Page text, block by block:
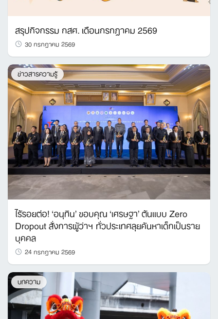
สรุปกิจกรรม กสศ. เดือนกรกฎาคม 2569
30 กรกฎาคม 2569
ข่าวสารความรู้
ไร้รอยต่อ! ‘อนุทิน’ ขอบคุณ ‘เศรษฐา’ ต้นแบบ Zero
Dropout สั่งการผู้ว่าฯ ทั่วประเทศลุยค้นหาเด็กเป็นราย
บุคคล
24 กรกฎาคม 2569
บทความ